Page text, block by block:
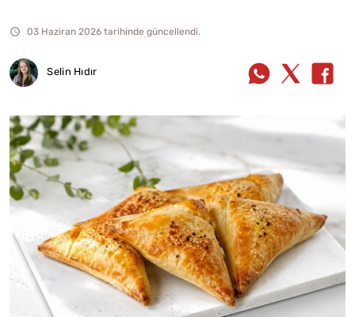
03 Haziran 2026 tarihinde güncellendi.
Selin Hıdır